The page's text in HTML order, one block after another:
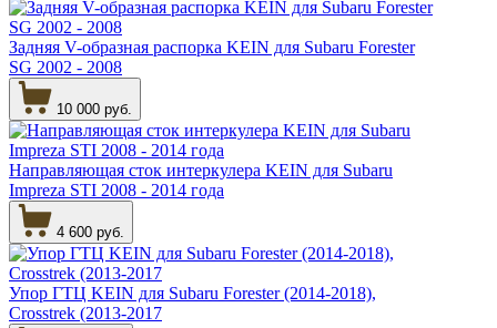
Задняя V-образная распорка KEIN для Subaru Forester
SG 2002 - 2008
10 000 руб.
Направляющая сток интеркулера KEIN для Subaru
Impreza STI 2008 - 2014 года
4 600 руб.
Упор ГТЦ KEIN для Subaru Forester (2014-2018),
Crosstrek (2013-2017